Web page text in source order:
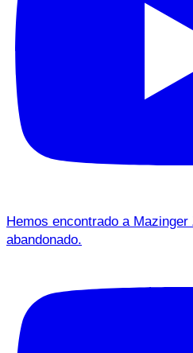
Hemos encontrado a Mazinger
abandonado.